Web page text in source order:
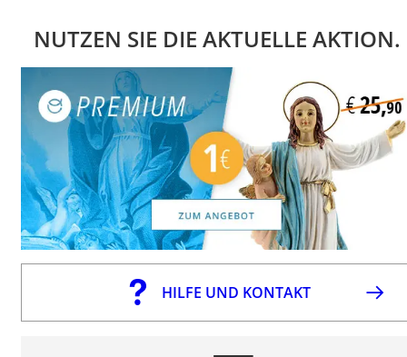
NUTZEN SIE DIE AKTUELLE AKTION.
HILFE UND KONTAKT